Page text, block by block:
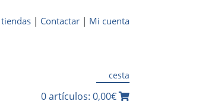
| Contactar | Mi cuenta
cesta
0 artículos: 0,00€